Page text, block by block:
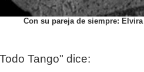
Con su pareja de siempre: Elvira
Tango" dice: